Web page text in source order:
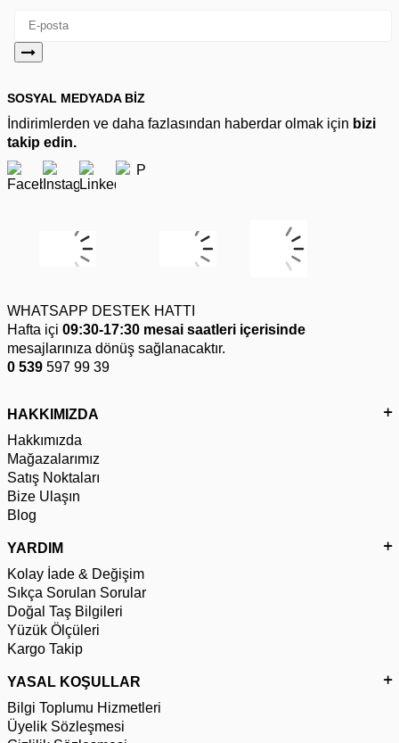
SOSYAL MEDYADA BİZ
İndirimlerden ve daha fazlasından haberdar olmak için bizi
takip edin.
WHATSAPP DESTEK HATTI
Hafta içi 09:30-17:30 mesai saatleri içerisinde
mesajlarınıza dönüş sağlanacaktır.
0 539 597 99 39
HAKKIMIZDA
Hakkımızda
Mağazalarımız
Satış Noktaları
Bize Ulaşın
Blog
YARDIM
Kolay İade & Değişim
Sıkça Sorulan Sorular
Doğal Taş Bilgileri
Yüzük Ölçüleri
Kargo Takip
YASAL KOŞULLAR
Bilgi Toplumu Hizmetleri
Üyelik Sözleşmesi